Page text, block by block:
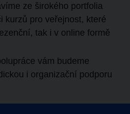
ze širokého portfolia
kurzů pro veřejnost, které
tak i v online formě
vám budeme
i organizační podporu